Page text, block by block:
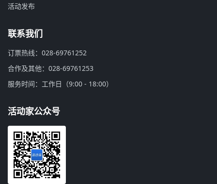
活动发布
联系我们
订票热线：028-69761252
合作及其他：028-69761253
服务时间：工作日（9:00 - 18:00）
活动家公众号